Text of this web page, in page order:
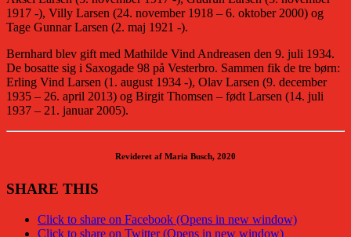
1917 -), Villy Larsen (24. november 1918 – 6. oktober 2000) og
Tage Gunnar Larsen (2. maj 1921 -).
Bernhard blev gift med Mathilde Vind Andreasen den 9. juli 1934.
De bosatte sig i Saxogade 98 på Vesterbro. Sammen fik de tre børn:
Erling Vind Larsen (1. august 1934 -), Olav Larsen (9. december
1935 – 26. april 2013) og Birgit Thomsen – født Larsen (14. juli
1937 – 21. januar 2005).
Revideret af Maria Busch, 2020
SHARE THIS
Click to share on Facebook (Opens in new window)
Click to share on Twitter (Opens in new window)